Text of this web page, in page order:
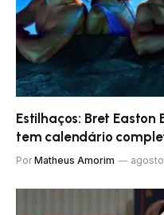
Estilhaços: Bret Easton
tem calendário
Por Matheus Amorim